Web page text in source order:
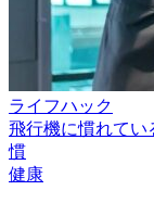
ライフハック
飛行機に慣れて
慣
健康